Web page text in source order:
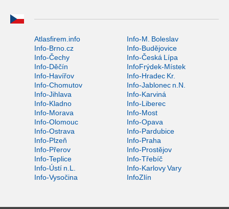
Atlasfirem.info
Info-M. Boleslav
Info-Brno.cz
Info-Budějovice
Info-Čechy
Info-Česká Lípa
Info-Děčín
InfoFrýdek-Místek
Info-Havířov
Info-Hradec Kr.
Info-Chomutov
Info-Jablonec n.N.
Info-Jihlava
Info-Karviná
Info-Kladno
Info-Liberec
Info-Morava
Info-Most
Info-Olomouc
Info-Opava
Info-Ostrava
Info-Pardubice
Info-Plzeň
Info-Praha
Info-Přerov
Info-Prostějov
Info-Teplice
Info-Třebíč
Info-Ústí n.L.
Info-Karlovy Vary
Info-Vysočina
InfoZlín